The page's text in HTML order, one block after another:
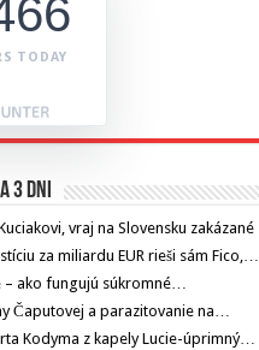
TODAY
3 dni
vraj na Slovensku zakázané
za miliardu EUR rieši sám Fico,…
– ako fungujú súkromné…
Čaputovej a parazitovanie na…
Kodyma z kapely Lucie-úprimný…